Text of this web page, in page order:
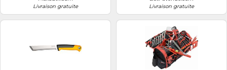
Électroménager
Livraison gratuite
Livraison gratuite